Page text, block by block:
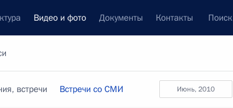
Видео и фото Документы Контакты Поиск
июнь, 2010
встречи Встречи со СМИ